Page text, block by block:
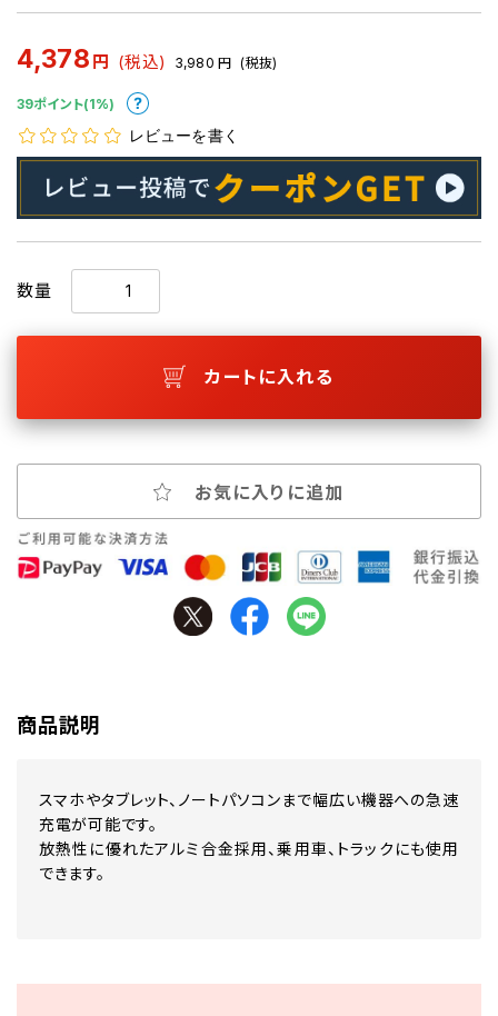
4,378 円 (税込) 3,980 円 (税抜)
39ポイント(1%)
レビューを書く
数量
カートに入れる
お気に入りに追加
商品説明
スマホやタブレット、ノートパソコンまで幅広い機器への急速
充電が可能です。
放熱性に優れたアルミ合金採用、乗用車、トラックにも使用
できます。